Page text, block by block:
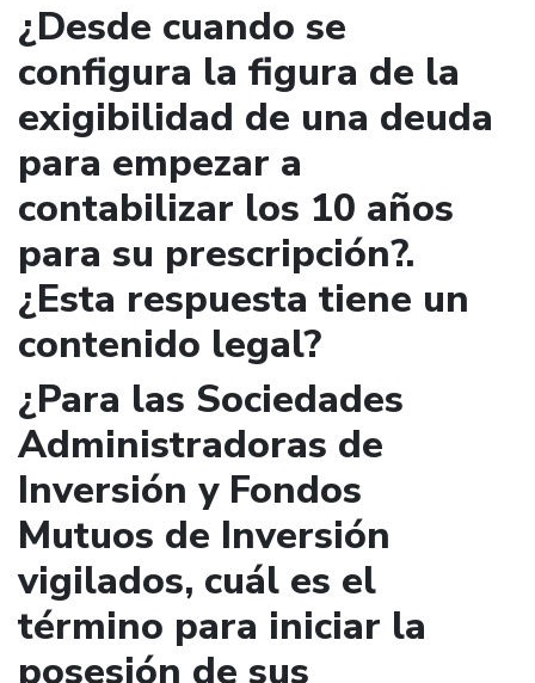
¿Desde cuando se
configura la figura de la
exigibilidad de una deuda
para empezar a
contabilizar los 10 años
para su prescripción?.
¿Esta respuesta tiene un
contenido legal?
¿Para las Sociedades
Administradoras de
Inversión y Fondos
Mutuos de Inversión
vigilados, cuál es el
término para iniciar la
posesión de sus